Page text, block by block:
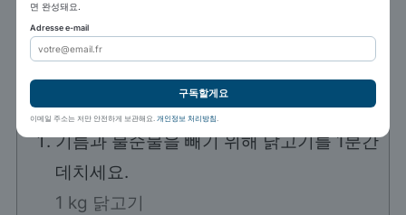
대파
흰깨
조리 방법
기름과 불순물을 빼기 위해 닭고기를 1분간
데치세요.
1 kg 닭고기
면 완성돼요.
Adresse e-mail
구독할게요
이메일 주소는 저만 안전하게 보관해요. 개인정보 처리방침.